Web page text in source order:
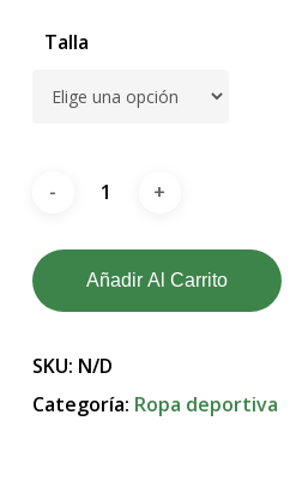
Talla
Añadir Al Carrito
SKU: N/D
Categoría: Ropa deportiva